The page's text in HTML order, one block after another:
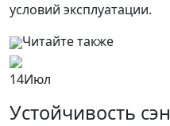
условий эксплуатации.
Читайте также
14Июл
Устойчивость